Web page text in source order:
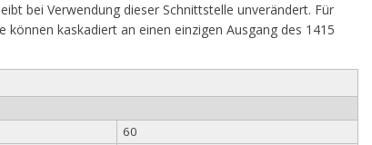
bei Verwendung dieser Schnittstelle unverändert. Für
kaskadiert an einen einzigen Ausgang des 1415
60